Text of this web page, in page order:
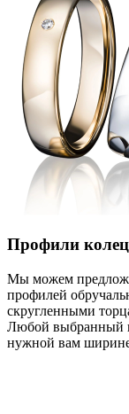
Профили колец
Мы можем
профилей
скругленными
Любой выбранный
нужной вам